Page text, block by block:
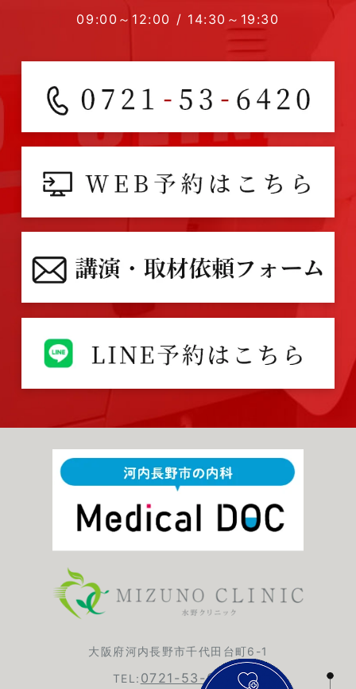
09:00～12:00 / 14:30～19:30
大阪府河内長野市千代田台町6-1
TEL: 0721-53-6420